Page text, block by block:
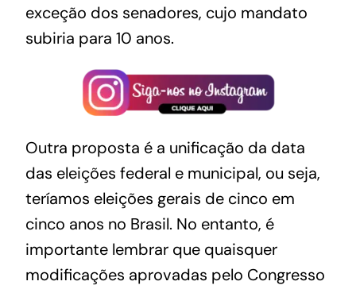
exceção dos senadores, cujo mandato
subiria para 10 anos.
Outra proposta é a unificação da data
das eleições federal e municipal, ou seja,
teríamos eleições gerais de cinco em
cinco anos no Brasil. No entanto, é
importante lembrar que quaisquer
modificações aprovadas pelo Congresso